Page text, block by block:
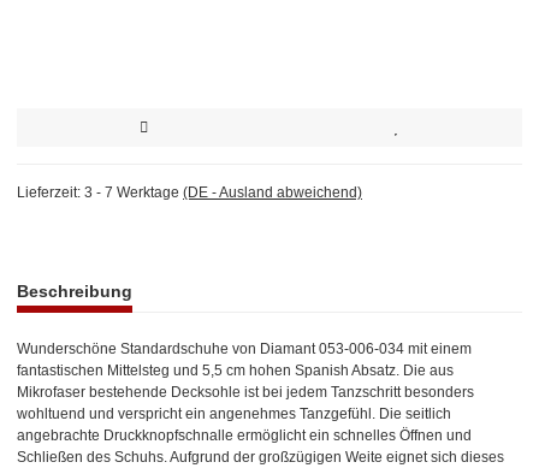
Lieferzeit: 3 - 7 Werktage (DE - Ausland abweichend)
Beschreibung
Wunderschöne Standardschuhe von Diamant 053-006-034 mit einem
fantastischen Mittelsteg und 5,5 cm hohen Spanish Absatz. Die aus
Mikrofaser bestehende Decksohle ist bei jedem Tanzschritt besonders
wohltuend und verspricht ein angenehmes Tanzgefühl. Die seitlich
angebrachte Druckknopfschnalle ermöglicht ein schnelles Öffnen und
Schließen des Schuhs. Aufgrund der großzügigen Weite eignet sich dieses